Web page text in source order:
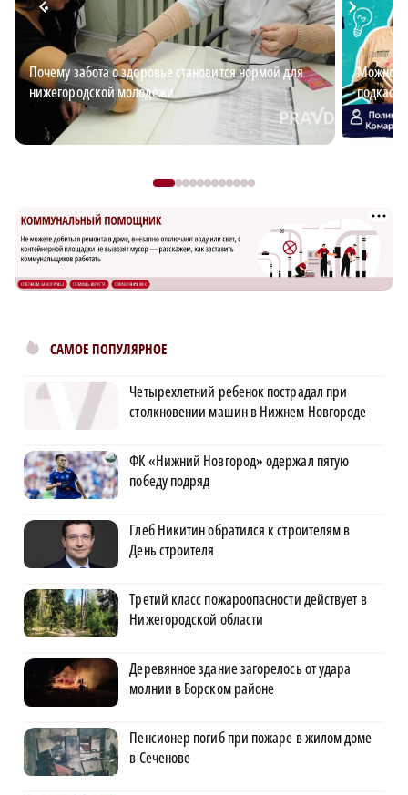
Почему забота о здоровье становится нормой для
нижегородской молодёжи
Можно
подкаст
САМОЕ ПОПУЛЯРНОЕ
Четырехлетний ребенок пострадал при
столкновении машин в Нижнем Новгороде
ФК «Нижний Новгород» одержал пятую
победу подряд
Глеб Никитин обратился к строителям в
День строителя
Третий класс пожароопасности действует в
Нижегородской области
Деревянное здание загорелось от удара
молнии в Борском районе
Пенсионер погиб при пожаре в жилом доме
в Сеченове